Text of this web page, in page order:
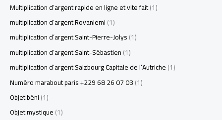
Multiplication d’argent rapide en ligne et vite fait(1)
multiplication d’argent Rovaniemi(1)
multiplication d’argent Saint-Pierre-Jolys(1)
multiplication d’argent Saint-Sébastien(1)
multiplication d’argent Salzbourg Capitale de l’Autriche(1)
Numéro marabout paris +229 68 26 07 03(1)
Objet béni(1)
Objet mystique(1)